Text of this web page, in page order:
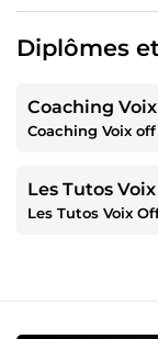
Diplômes
Coaching
Coaching Voix
Les Tutos
Les Tutos Voix